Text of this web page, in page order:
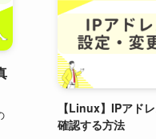
【Linux】IPアド
確認する方法